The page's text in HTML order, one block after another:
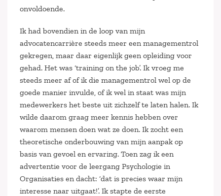
onvoldoende.
Ik had bovendien in de loop van mijn
advocatencarrière steeds meer een managementrol
gekregen, maar daar eigenlijk geen opleiding voor
gehad. Het was ‘training on the job’. Ik vroeg me
steeds meer af of ik die managementrol wel op de
goede manier invulde, of ik wel in staat was mijn
medewerkers het beste uit zichzelf te laten halen. Ik
wilde daarom graag meer kennis hebben over
waarom mensen doen wat ze doen. Ik zocht een
theoretische onderbouwing van mijn aanpak op
basis van gevoel en ervaring. Toen zag ik een
advertentie voor de leergang Psychologie in
Organisaties en dacht: ‘dat is precies waar mijn
interesse naar uitgaat!’. Ik stapte de eerste